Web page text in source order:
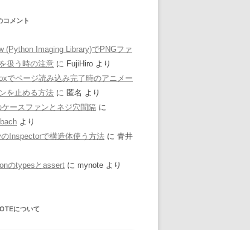
コメント
(Python Imaging Library)でPNGファ
扱う時の注意 に FujiHiro より
でページ読み込み完了時のアニメー
を止める方法 に 匿名 より
ケースファンとネジ穴間隔 に
より
Inspectorで構造体使う方法 に 青井
のtypesとassert に mynote より
について